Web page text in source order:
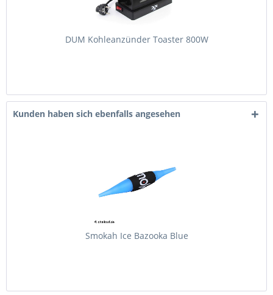
DUM Kohleanzünder Toaster 800W
Kunden haben sich ebenfalls angesehen
Smokah Ice Bazooka Blue